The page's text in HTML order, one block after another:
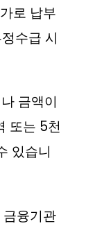
로 납부
수급 시
금액이
또는 5천
있습니
융기관